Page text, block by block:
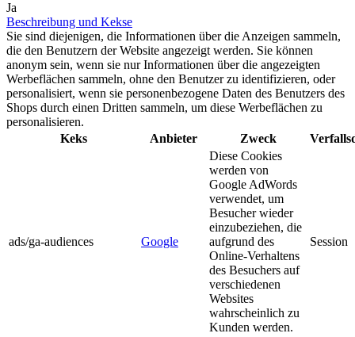
Ja
Beschreibung und Kekse
Sie sind diejenigen, die Informationen über die Anzeigen sammeln,
die den Benutzern der Website angezeigt werden. Sie können
anonym sein, wenn sie nur Informationen über die angezeigten
Werbeflächen sammeln, ohne den Benutzer zu identifizieren, oder
personalisiert, wenn sie personenbezogene Daten des Benutzers des
Shops durch einen Dritten sammeln, um diese Werbeflächen zu
personalisieren.
Keks
Anbieter Zweck
ads/ga-audiences Google
Diese Cookies
werden von
Google AdWords
verwendet, um
Besucher wieder
einzubeziehen, die
aufgrund des
Online-Verhaltens
des Besuchers auf
verschiedenen
Websites
wahrscheinlich zu
Kunden werden.
Session